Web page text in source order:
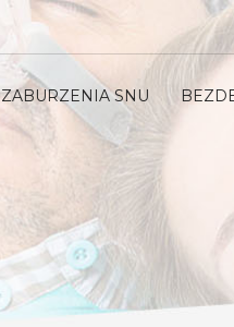
ZABURZENIA SNU